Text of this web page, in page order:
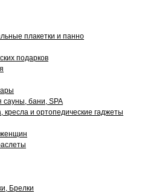
плакетки и панно
подарков
бани, SPA
кресла и ортопедические гаджеты
женщин
Брелки